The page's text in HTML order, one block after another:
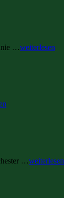
…weiterlesen
…weiterlesen